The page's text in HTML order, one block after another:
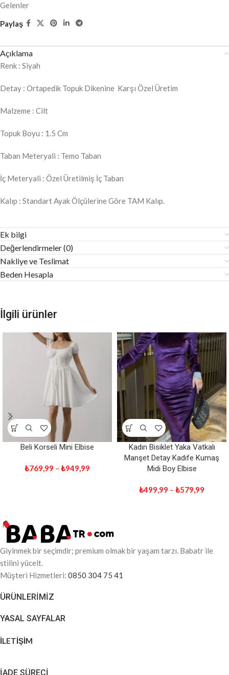
Gelenler
Paylaş
Açıklama
Renk : Siyah
Detay : Ortapedik Topuk Dikenine Karşı Özel Üretim
Malzeme : Cilt
Topuk Boyu : 1.5 Cm
Taban Meteryali : Temo Taban
İç Meteryali : Özel Üretilmiş İç Taban
Kalıp : Standart Ayak Ölçülerine Göre TAM Kalıp.
Ek bilgi
Değerlendirmeler (0)
Nakliye ve Teslimat
Beden Hesapla
İlgili ürünler
Beli Korseli Mini Elbise
₺769,99 – ₺949,99
Kadın Bisiklet Yaka Vatkalı
Manşet Detay Kadife Kumaş
Midi Boy Elbise
₺499,99 – ₺579,99
Giyinmek bir seçimdir; premium olmak bir yaşam tarzı. Babatr ile
stilini yücelt.
Müşteri Hizmetleri: 0850 304 75 41
ÜRÜNLERIMIZ
YASAL SAYFALAR
İLETİŞİM
İADE SÜRECİ